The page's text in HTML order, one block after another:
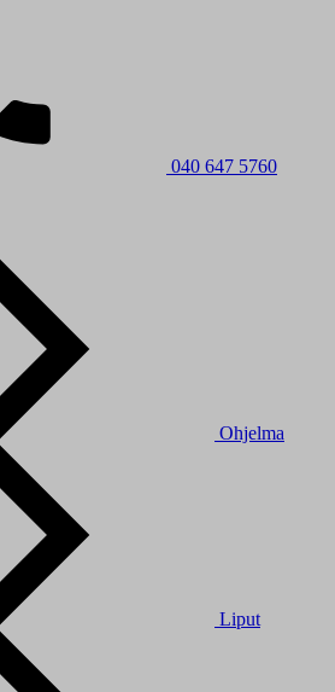
040 647 5760
Ohjelma
Liput